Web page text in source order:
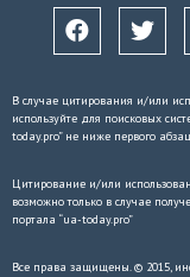
В случае цитирования и/или
используйте для поисковых
today.pro” не ниже первого
Цитирование и/или
возможно только в случае
портала “ua-today.pro”
Все права защищены. © 2015,